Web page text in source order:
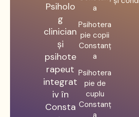
Psiholo
g
clinician
și
psihote
rapeut
integrat
iv în
Consta
a
Psihotera
pie copii
Constanț
a
Psihotera
pie de
cuplu
Constanț
a